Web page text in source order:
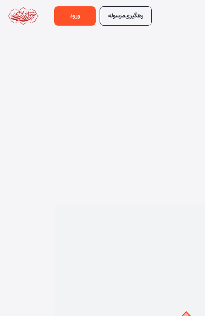
رهگیریمرسوله ورود